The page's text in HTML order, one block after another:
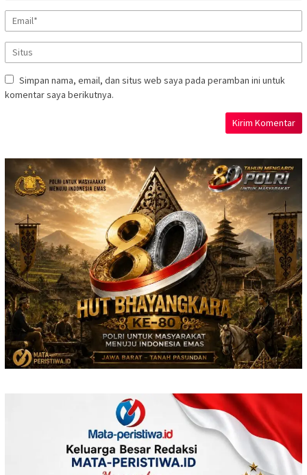
Simpan nama, email, dan situs web saya pada peramban ini untuk
komentar saya berikutnya.